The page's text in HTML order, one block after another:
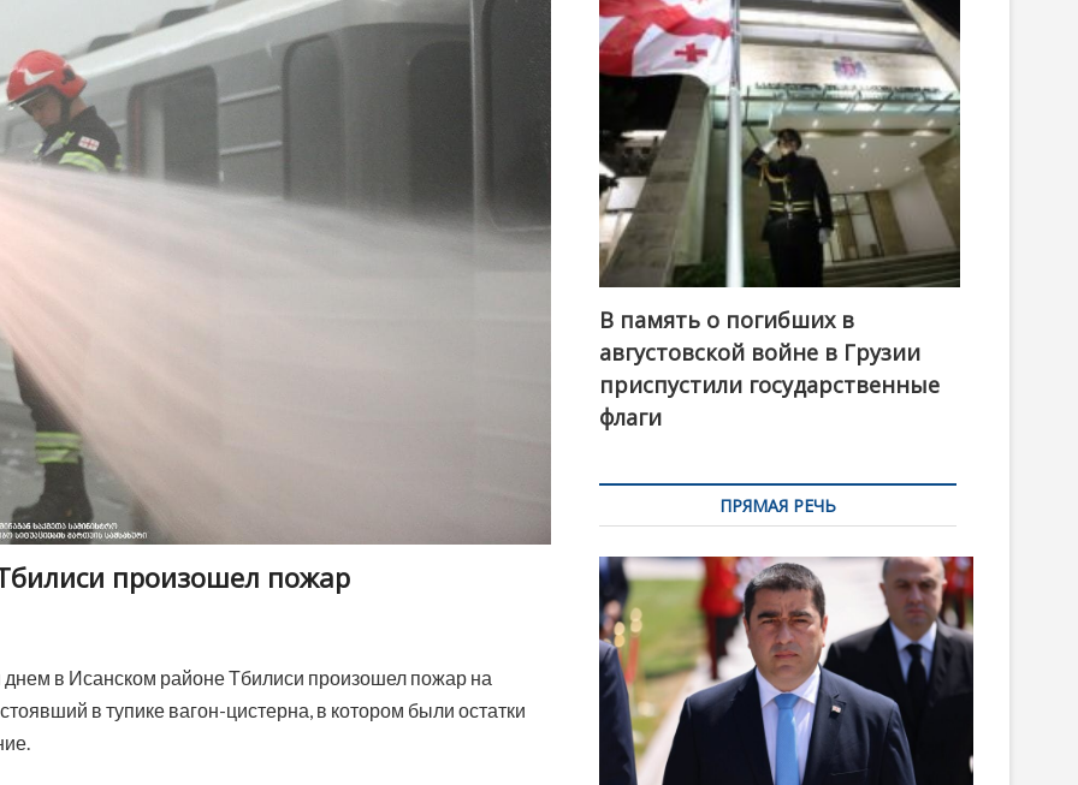
o
n
произошел пожар
днем в Исанском районе Тбилиси произошел пожар на
в тупике вагон-цистерна, в котором были остатки
В память о погибших в
августовской войне в Грузии
приспустили государственные
флаги
ПРЯМАЯ РЕЧЬ